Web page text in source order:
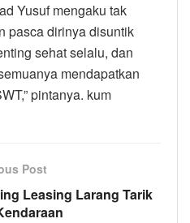
Yusuf mengaku tak
pasca dirinya disuntik
sehat selalu, dan
mendapatkan
pintanya. kum
Post
Leasing Larang Tarik